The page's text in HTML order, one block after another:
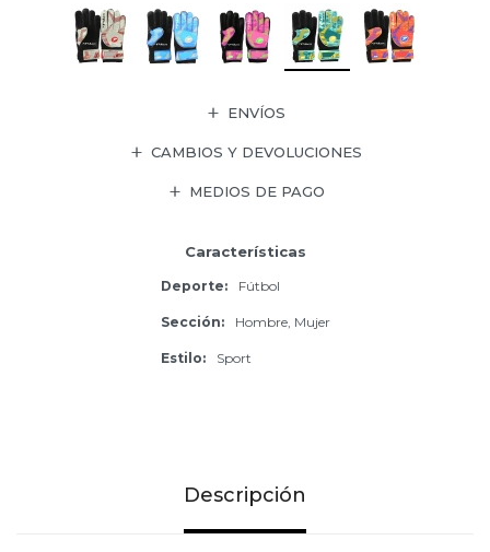
ENVÍOS
CAMBIOS Y DEVOLUCIONES
MEDIOS DE PAGO
Características
Deporte Fútbol
Sección Hombre, Mujer
Estilo Sport
Descripción